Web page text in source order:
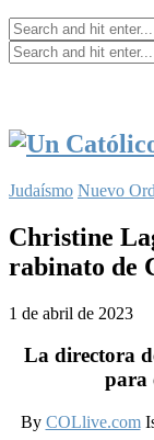
Judaísmo Nuevo
Christine
rabinato de
1 de abril de 2023
La directora
para
By COLlive.com